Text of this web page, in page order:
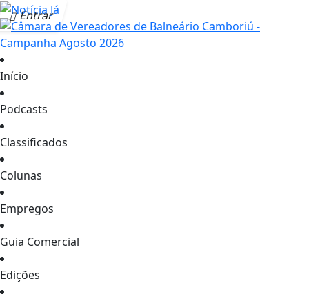
Entrar
Início
Podcasts
Classificados
Colunas
Empregos
Guia Comercial
Edições